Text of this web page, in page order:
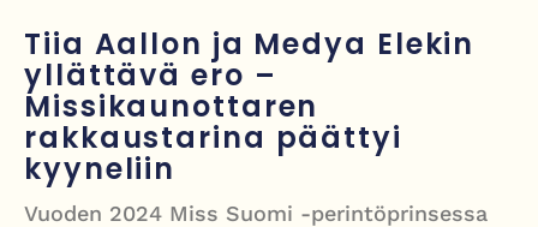
lentoasemalle
Justin Trudeau puolustautuu kritiikiltä – valitsi Katy Perryn
esiintymisen Kanadan MM-avauksen sijaan
Grenfellin tornon palo: yhdeksäs vuosipäivä erityisen raskas omaisille
Tiia Aallon ja Medya Elekin
yllättävä ero –
Missikaunottaren
rakkaustarina päättyi
kyyneliin
Vuoden 2024 Miss Suomi -perintöprinsessa